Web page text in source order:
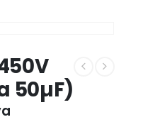
50µF)